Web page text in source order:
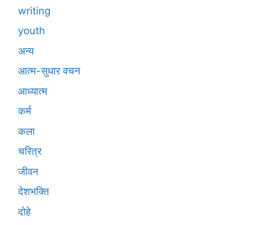
writing
youth
अन्य
आत्म-सुधार वचन
आध्यात्म
कर्म
कला
चरित्र
जीवन
देशभक्ति
दोहे